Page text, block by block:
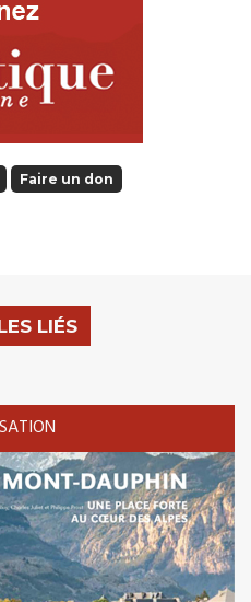
Faire un don
LIÉS